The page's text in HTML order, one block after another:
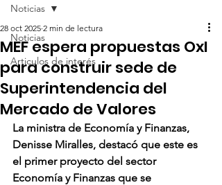
Noticias
Articulos de interés
Noticias
MEF espera propuestas OxI
para construir sede de
Superintendencia del
Mercado de Valores
28 oct 2025 2 min de lectura
La ministra de Economía y Finanzas,
Denisse Miralles, destacó que este es
el primer proyecto del sector
Economía y Finanzas que se